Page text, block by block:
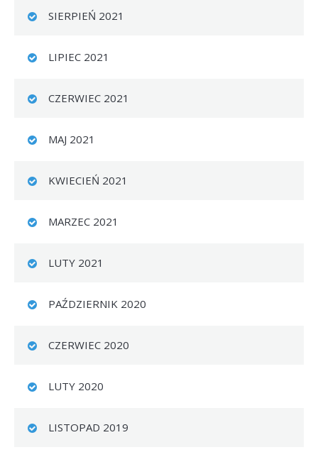
SIERPIEŃ 2021
LIPIEC 2021
CZERWIEC 2021
MAJ 2021
KWIECIEŃ 2021
MARZEC 2021
LUTY 2021
PAŹDZIERNIK 2020
CZERWIEC 2020
LUTY 2020
LISTOPAD 2019